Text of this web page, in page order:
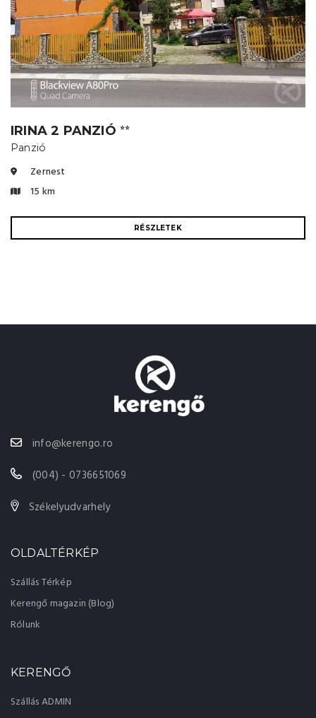
IRINA 2 PANZIÓ ⭐⭐
Panzió
Zernest
15 km
RÉSZLETEK
info@kerengo.ro
(004) - 0736651069
Székelyudvarhely
OLDALTÉRKÉP
Szállás Térkép
Kerengő magazin (Blog)
Rólunk
KERENGŐ
Szállás ADMIN